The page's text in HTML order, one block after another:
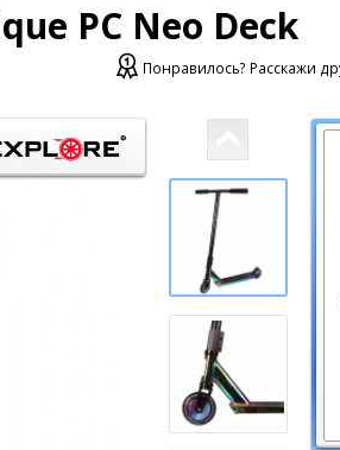
PC Neo Deck
Понравилось? Расскажи